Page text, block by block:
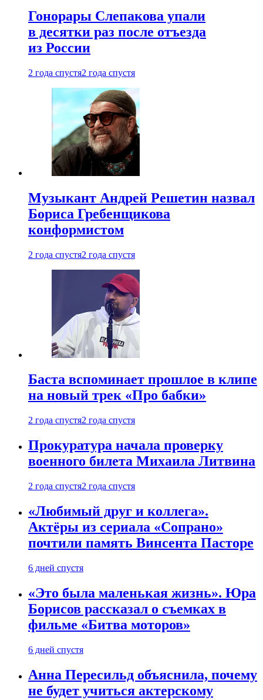
Гонорары Слепакова упали
в десятки раз после отъезда
из России
2 года спустя2 года спустя
Музыкант Андрей Решетин назвал
Бориса Гребенщикова
конформистом
2 года спустя2 года спустя
Баста вспоминает прошлое в клипе
на новый трек «Про бабки»
2 года спустя2 года спустя
Прокуратура начала проверку
военного билета Михаила Литвина
2 года спустя2 года спустя
«Любимый друг и коллега».
Актёры из сериала «Сопрано»
почтили память Винсента Пасторе
6 дней спустя
«Это была маленькая жизнь». Юра
Борисов рассказал о съемках в
фильме «Битва моторов»
6 дней спустя
Анна Пересильд объяснила, почему
не будет учиться актерскому